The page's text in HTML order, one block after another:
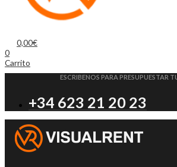
0,00€
0
Carrito
ESCRIBENOS PARA PRESUPUESTAR
+34 623 21 20 23